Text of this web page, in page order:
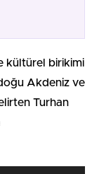
kültürel birikimi
Akdeniz ve
Turhan